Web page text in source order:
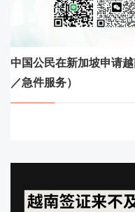
中国公民在新加坡申请
／急件服务）